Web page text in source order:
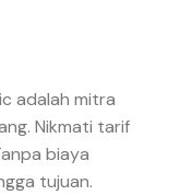
adalah mitra
Nikmati tarif
biaya
tujuan.